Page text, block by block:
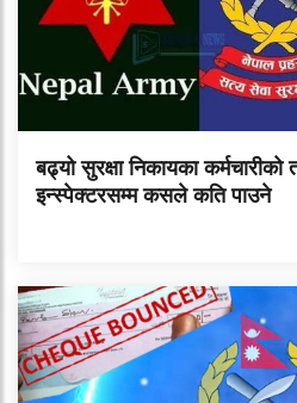
बढ्यो सुरक्षा निकायका
इन्स्पेक्टरसम्म कसले कति पाउने